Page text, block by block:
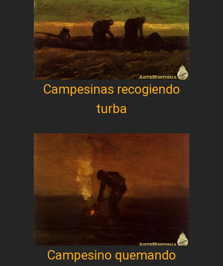
Campesinas recogiendo
turba
Campesino quemando